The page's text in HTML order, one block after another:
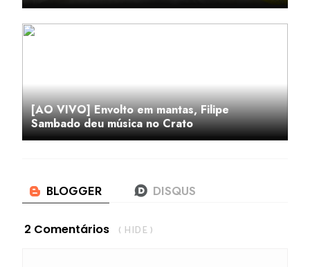
[AO VIVO] Envolto em mantas, Filipe
Sambado deu música no Crato
2 Comentários ( HIDE )